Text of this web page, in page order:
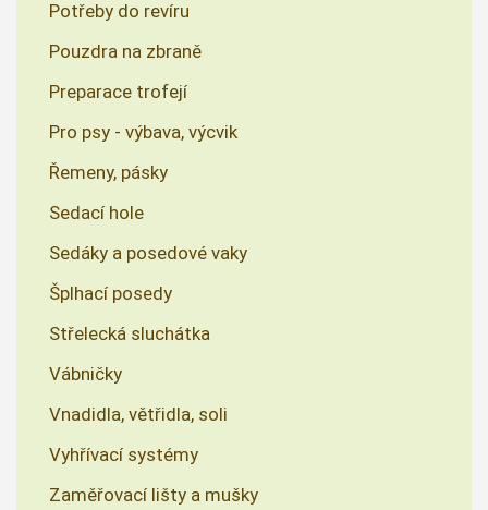
Potřeby do revíru
Pouzdra na zbraně
Preparace trofejí
Pro psy - výbava, výcvik
Řemeny, pásky
Sedací hole
Sedáky a posedové vaky
Šplhací posedy
Střelecká sluchátka
Vábničky
Vnadidla, větřidla, soli
Vyhřívací systémy
Zaměřovací lišty a mušky